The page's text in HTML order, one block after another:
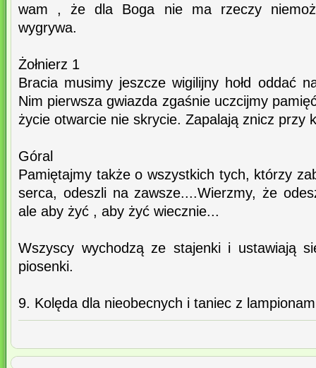
wam , że dla Boga nie ma rzeczy
wygrywa.
Żołnierz 1
Bracia musimy jeszcze wigilijny hołd oddać
Nim pierwsza gwiazda zgaśnie uczcijmy
życie otwarcie nie skrycie. Zapalają znicz przy
Góral
Pamiętajmy także o wszystkich tych, którzy
serca, odeszli na zawsze....Wierzmy, że
ale aby żyć , aby żyć wiecznie...
Wszyscy wychodzą ze stajenki i ustawiają
piosenki.
9. Kolęda dla nieobecnych i taniec z